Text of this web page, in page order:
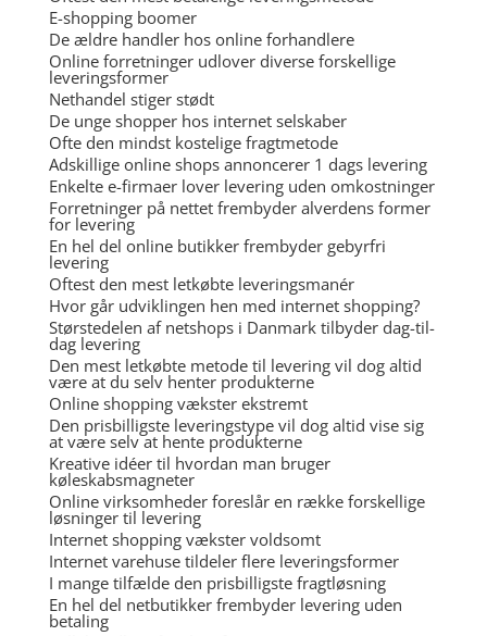
E-shopping boomer
De ældre handler hos online forhandlere
Online forretninger udlover diverse forskellige
leveringsformer
Nethandel stiger stødt
De unge shopper hos internet selskaber
Ofte den mindst kostelige fragtmetode
Adskillige online shops annoncerer 1 dags levering
Enkelte e-firmaer lover levering uden omkostninger
Forretninger på nettet frembyder alverdens former
for levering
En hel del online butikker frembyder gebyrfri
levering
Oftest den mest letkøbte leveringsmanér
Hvor går udviklingen hen med internet shopping?
Størstedelen af netshops i Danmark tilbyder dag-til-
dag levering
Den mest letkøbte metode til levering vil dog altid
være at du selv henter produkterne
Online shopping vækster ekstremt
Den prisbilligste leveringstype vil dog altid vise sig
at være selv at hente produkterne
Kreative idéer til hvordan man bruger
køleskabsmagneter
Online virksomheder foreslår en række forskellige
løsninger til levering
Internet shopping vækster voldsomt
Internet varehuse tildeler flere leveringsformer
I mange tilfælde den prisbilligste fragtløsning
En hel del netbutikker frembyder levering uden
betaling